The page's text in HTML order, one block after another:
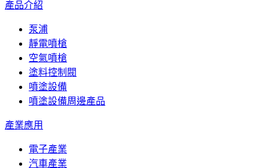
產品介紹
泵浦
靜電噴槍
空氣噴槍
塗料控制閥
噴塗設備
噴塗設備周邊產品
產業應用
電子產業
汽車產業